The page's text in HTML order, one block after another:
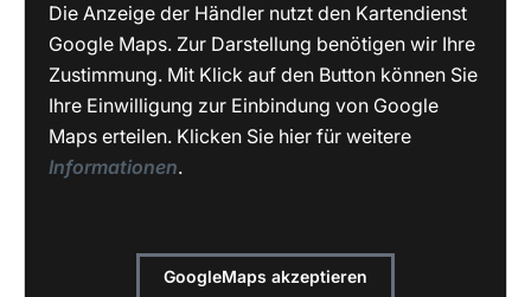
Die Anzeige der Händler nutzt den Kartendienst
Google Maps. Zur Darstellung benötigen wir Ihre
Zustimmung. Mit Klick auf den Button können Sie
Ihre Einwilligung zur Einbindung von Google
Maps erteilen. Klicken Sie hier für weitere
Informationen.
GoogleMaps akzeptieren